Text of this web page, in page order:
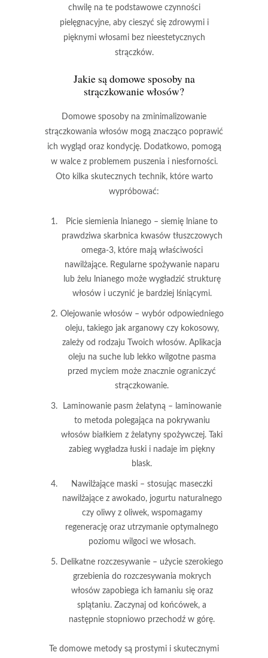
chwilę na te podstawowe czynności
pielęgnacyjne, aby cieszyć się zdrowymi i
pięknymi włosami bez nieestetycznych
strączków.
Jakie są domowe sposoby na
strączkowanie włosów?
Domowe sposoby na zminimalizowanie
strączkowania włosów mogą znacząco poprawić
ich wygląd oraz kondycję. Dodatkowo, pomogą
w walce z problemem puszenia i niesforności.
Oto kilka skutecznych technik, które warto
wypróbować:
Picie siemienia lnianego – siemię lniane to
prawdziwa skarbnica kwasów tłuszczowych
omega-3, które mają właściwości
nawilżające. Regularne spożywanie naparu
lub żelu lnianego może wygładzić strukturę
włosów i uczynić je bardziej lśniącymi.
Olejowanie włosów– wybór odpowiedniego
oleju, takiego jak arganowy czy kokosowy,
zależy od rodzaju Twoich włosów. Aplikacja
oleju na suche lub lekko wilgotne pasma
przed myciem może znacznie ograniczyć
strączkowanie.
Laminowanie pasm żelatyną – laminowanie
to metoda polegająca na pokrywaniu
włosów białkiem z żelatyny spożywczej. Taki
zabieg wygładza łuski i nadaje im piękny
blask.
Nawilżające maski – stosując maseczki
nawilżające z awokado, jogurtu naturalnego
czy oliwy z oliwek, wspomagamy
regenerację oraz utrzymanie optymalnego
poziomu wilgoci we włosach.
Delikatne rozczesywanie – użycie szerokiego
grzebienia do rozczesywania mokrych
włosów zapobiega ich łamaniu się oraz
splątaniu. Zaczynaj od końcówek, a
następnie stopniowo przechodź w górę.
Te domowe metody są prostymi i skutecznymi